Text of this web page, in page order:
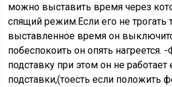
можно выставить время через
спящий режим.Если его не трогать
выставленное время он
побеспокоить он опять нагреется.
подставку при этом он не работает
подставки,(тоесть если положить